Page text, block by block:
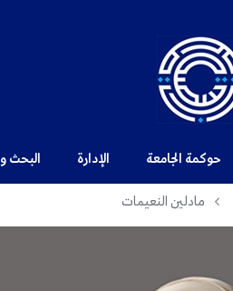
حوكمة الجامعة الإدارة البحث
مادلين النعيمات